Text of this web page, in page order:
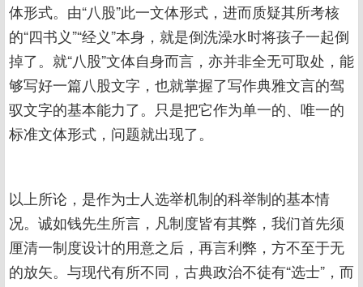
体形式。由“八股”此一文体形式，进而质疑其所考核
的“四书义”“经义”本身，就是倒洗澡水时将孩子一起倒
掉了。就“八股”文体自身而言，亦并非全无可取处，能
够写好一篇八股文字，也就掌握了写作典雅文言的驾
驭文字的基本能力了。只是把它作为单一的、唯一的
标准文体形式，问题就出现了。
以上所论，是作为士人选举机制的科举制的基本情
况。诚如钱先生所言，凡制度皆有其弊，我们首先须
厘清一制度设计的用意之后，再言利弊，方不至于无
的放矢。与现代有所不同，古典政治不徒有“选士”，而